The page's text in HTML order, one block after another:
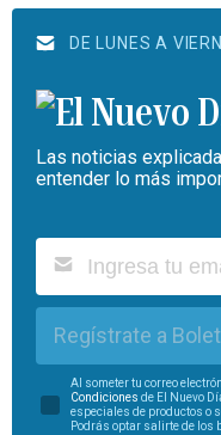
DE LUNES A
Las noticias
entender lo más
Regístrate a
Al someter tu correo
Condiciones de El Nuevo
especiales de productos o
Podrás optar salirte de los